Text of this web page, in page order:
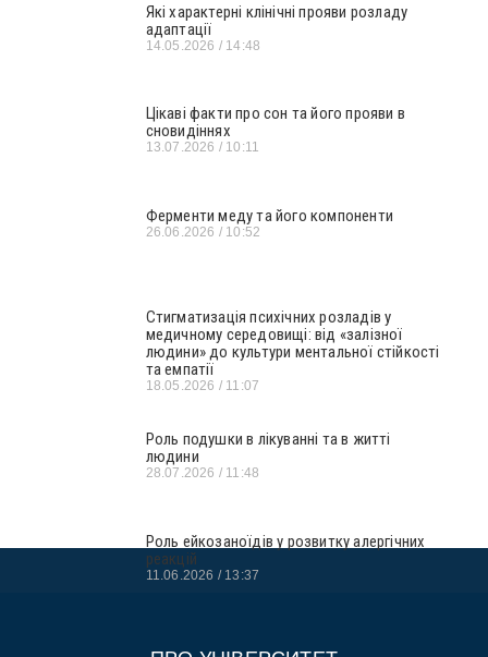
Які характерні клінічні прояви розладу
адаптації
14.05.2026 14:48
Цікаві факти про сон та його прояви в
сновидіннях
13.07.2026 10:11
Ферменти меду та його компоненти
26.06.2026 10:52
Стигматизація психічних розладів у
медичному середовищі: від «залізної
людини» до культури ментальної стійкості
та емпатії
18.05.2026 11:07
Роль подушки в лікуванні та в житті
людини
28.07.2026 11:48
Роль ейкозаноїдів у розвитку алергічних
реакцій
11.06.2026 13:37